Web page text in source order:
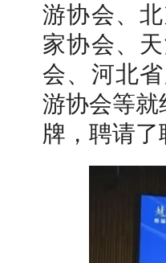
游协会、
家协会、
会、河北
游协会等就
牌，聘请